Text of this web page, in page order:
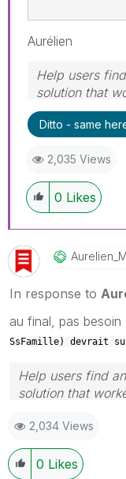
Aurélien
Help users
solution that
Ditto - same
2,035 Views
0 Likes
In response to
au final, pas besoin
SsFamille) devrait
Help users find
solution that
2,034 Views
0 Likes